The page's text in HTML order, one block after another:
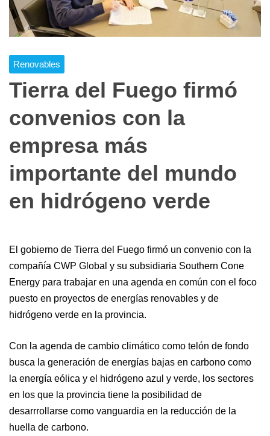
Renovables
Tierra del Fuego firmó
convenios con la
empresa más
importante del mundo
en hidrógeno verde
El gobierno de Tierra del Fuego firmó un convenio con la
compañía CWP Global y su subsidiaria Southern Cone
Energy para trabajar en una agenda en común con el foco
puesto en proyectos de energías renovables y de
hidrógeno verde en la provincia.
Con la agenda de cambio climático como telón de fondo
busca la generación de energías bajas en carbono como
la energía eólica y el hidrógeno azul y verde, los sectores
en los que la provincia tiene la posibilidad de
desarrrollarse como vanguardia en la reducción de la
huella de carbono.